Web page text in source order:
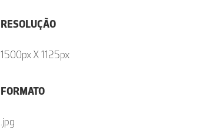
RESOLUÇÃO
1500px X 1125px
FORMATO
.jpg